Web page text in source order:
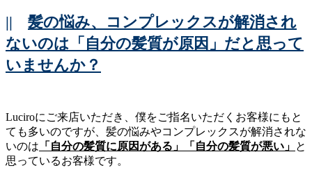
|| 髪の悩み、コンプレックスが解消され
ないのは「自分の髪質が原因」だと思って
いませんか？
Luciroにご来店いただき、僕をご指名いただくお客様にもと
ても多いのですが、髪の悩みやコンプレックスが解消されな
いのは 「自分の髪質に原因がある」「自分の髪質が悪い」 と
思っているお客様です。